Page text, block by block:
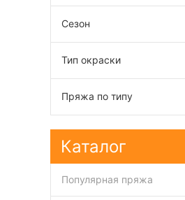
Сезон
Тип окраски
Пряжа по типу
Каталог
Популярная пряжа